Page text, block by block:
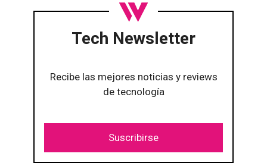
Tech Newsletter
Recibe las mejores noticias y reviews
de tecnología
Suscribirse